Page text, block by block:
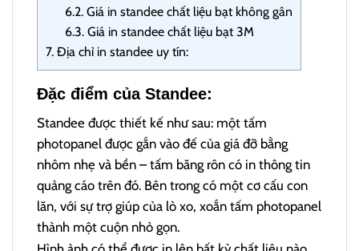
6.2.Giá in standee chất liệu bạt không gân
6.3.Giá in standee chất liệu bạt 3M
7. Địa chỉ in standee uy tín:
Đặc điểm của Standee:
Standee được thiết kế như sau: một tấm
photopanel được gắn vào đế của giá đỡ bằng
nhôm nhẹ và bền – tấm băng rôn có in thông tin
quảng cáo trên đó. Bên trong có một cơ cấu con
lăn, với sự trợ giúp của lò xo, xoắn tấm photopanel
thành một cuộn nhỏ gọn.